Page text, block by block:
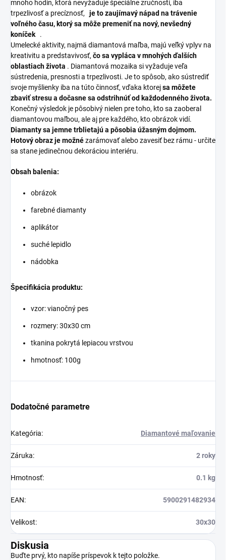
mnoho hodín, ktorá nevyžaduje špeciálne zručnosti, iba
trpezlivosť a precíznosť,
je to zaujímavý nápad na trávenie
voľného času, ktorý sa môže premeniť na nový, nevšedný
koníček
.
Umelecké aktivity, najmä diamantová maľba, majú veľký vplyv na
kreativitu a predstavivosť, čo sa vypláca v mnohých ďalších
oblastiach života . Diamantová mozaika si vyžaduje veľa
sústredenia, presnosti a trpezlivosti. Je to spôsob, ako sústrediť
svoje myšlienky iba na túto činnosť, vďaka ktorejsa môžete
zbaviť stresu a dočasne sa odstrihnúť od každodenného života.
Konečný výsledok je pôsobivý nielen pre toho, kto sa zaoberal
diamantovou maľbou, ale aj pre každého, kto obrázok vidí.
Diamanty sa jemne trblietajú a pôsobia úžasným dojmom.
Hotový obraz je možnézarámovať alebo zavesiť bez rámu - určite
sa stane jedinečnou dekoráciou interiéru.
Obsah balenia:
obrázok
farebné diamanty
aplikátor
suché lepidlo
nádobka
Špecifikácia produktu:
vzor: vianočný pes
rozmery: 30x30 cm
tkanina pokrytá lepiacou vrstvou
hmotnosť: 100g
Dodatočné parametre
Kategória: Diamantové maľovanie
Záruka: 2 roky
Hmotnosť: 0.1 kg
EAN: 5900291482934
Velikost: 30x30
Diskusia
Buďte prvý, kto napíše príspevok k tejto položke.